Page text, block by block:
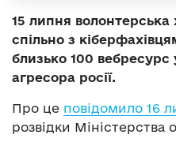
15 липня волонтерська
спільно з
близько 100
агресора росії.
Про це повідомило 16
розвідки Міністерства